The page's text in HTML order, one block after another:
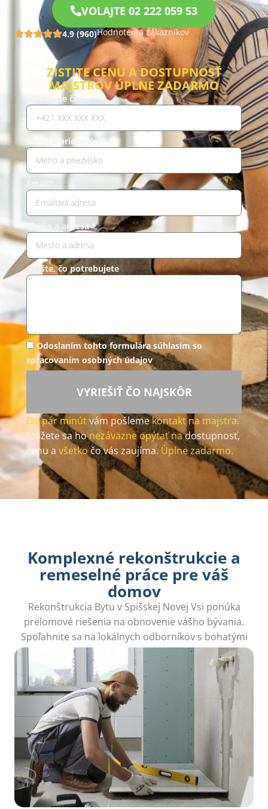
VOLAJTE 02 222 059 53
4.9 (960)Hodnotenia zákazníkov
ZISTITE CENU A DOSTUPNOSŤ
MAJSTROV ÚPLNE ZADARMO
Telefónne číslo *
Meno a priezvisko*
Mesto a adresa *
Opíšte, čo potrebujete
Odoslaním tohto formulára súhlasím so
spracovaním osobných údajov
VYRIEŠIŤ ČO NAJSKÔR
Do pár minútvám pošlemekontakt na majstra.
Môžete sa honezáväzne opýtať nadostupnosť,
cenu a všetkočo vás zaujíma. Úplne zadarmo.
Komplexné rekonštrukcie a
remeselné práce pre váš
domov
Rekonštrukcia Bytu v Spišskej Novej Vsi ponúka
prelomové riešenia na obnovenie vášho bývania.
Spoľahnite sa na lokálnych odborníkov s bohatými
skúsenosťami.